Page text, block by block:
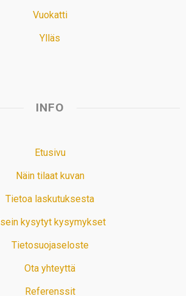
Vuokatti
Ylläs
INFO
Etusivu
Näin tilaat kuvan
Tietoa laskutuksesta
kysytyt kysymykset
Tietosuojaseloste
Ota yhteyttä
Referenssit